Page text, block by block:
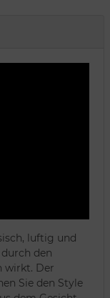
luftig und
den
wirkt. Der
Sie den Style